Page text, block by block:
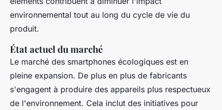
environnemental tout au long du cycle de vie du
produit.
État actuel du marché
Le marché des smartphones écologiques est en
pleine expansion. De plus en plus de fabricants
s'engagent à produire des appareils plus respectueux
de l'environnement. Cela inclut des initiatives pour